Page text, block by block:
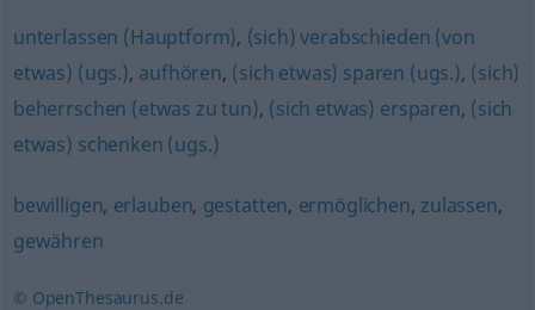
unterlassen (Hauptform), (sich) verabschieden (von
etwas) (ugs.), aufhören, (sich etwas) sparen (ugs.), (sich)
beherrschen (etwas zu tun), (sich etwas) ersparen, (sich
etwas) schenken (ugs.)
bewilligen, erlauben, gestatten, ermöglichen, zulassen,
gewähren
© OpenThesaurus.de